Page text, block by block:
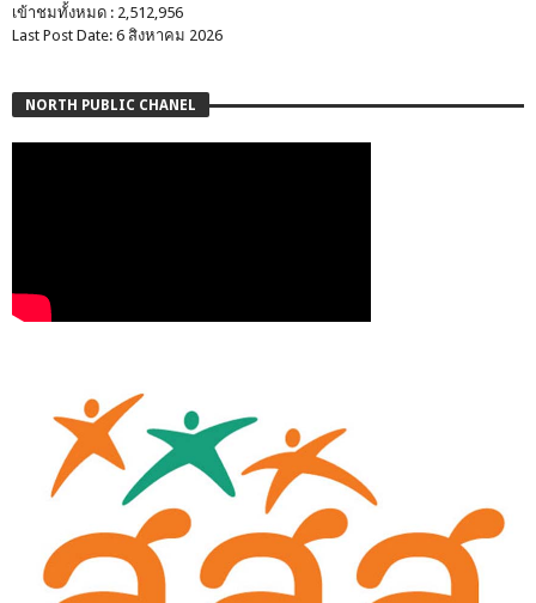
เข้าชมทั้งหมด : 2,512,956
Last Post Date: 6 สิงหาคม 2026
NORTH PUBLIC CHANEL